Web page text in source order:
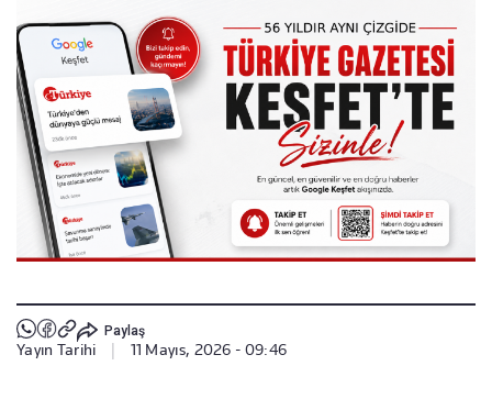
Paylaş
Yayın Tarihi 11 Mayıs, 2026 - 09:46